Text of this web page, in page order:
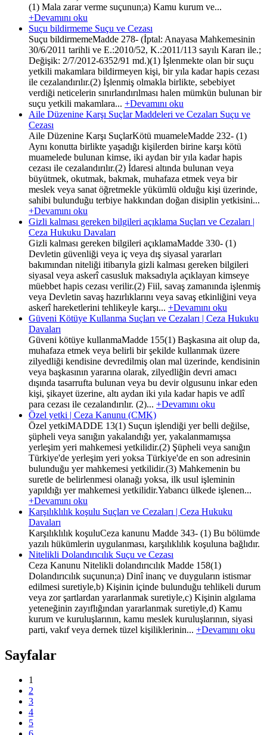
(1) Mala zarar verme suçunun;a) Kamu kurum ve...
+Devamını oku
Suçu bildirmeme Suçu ve Cezası
Suçu bildirmemeMadde 278- (İptal: Anayasa Mahkemesinin
30/6/2011 tarihli ve E.:2010/52, K.:2011/113 sayılı Kararı ile.;
Değişik: 2/7/2012-6352/91 md.)(1) İşlenmekte olan bir suçu
yetkili makamlara bildirmeyen kişi, bir yıla kadar hapis cezası
ile cezalandırılır.(2) İşlenmiş olmakla birlikte, sebebiyet
verdiği neticelerin sınırlandırılması halen mümkün bulunan bir
suçu yetkili makamlara... +Devamını oku
Aile Düzenine Karşı Suçlar Maddeleri ve Cezaları Suçu ve
Cezası
Aile Düzenine Karşı SuçlarKötü muameleMadde 232- (1)
Aynı konutta birlikte yaşadığı kişilerden birine karşı kötü
muamelede bulunan kimse, iki aydan bir yıla kadar hapis
cezası ile cezalandırılır.(2) İdaresi altında bulunan veya
büyütmek, okutmak, bakmak, muhafaza etmek veya bir
meslek veya sanat öğretmekle yükümlü olduğu kişi üzerinde,
sahibi bulunduğu terbiye hakkından doğan disiplin yetkisini...
+Devamını oku
Gizli kalması gereken bilgileri açıklama Suçları ve Cezaları |
Ceza Hukuku Davaları
Gizli kalması gereken bilgileri açıklamaMadde 330- (1)
Devletin güvenliği veya iç veya dış siyasal yararları
bakımından niteliği itibarıyla gizli kalması gereken bilgileri
siyasal veya askerî casusluk maksadıyla açıklayan kimseye
müebbet hapis cezası verilir.(2) Fiil, savaş zamanında işlenmiş
veya Devletin savaş hazırlıklarını veya savaş etkinliğini veya
askerî hareketlerini tehlikeyle karşı... +Devamını oku
Güveni Kötüye Kullanma Suçları ve Cezaları | Ceza Hukuku
Davaları
Güveni kötüye kullanmaMadde 155(1) Başkasına ait olup da,
muhafaza etmek veya belirli bir şekilde kullanmak üzere
zilyedliği kendisine devredilmiş olan mal üzerinde, kendisinin
veya başkasının yararına olarak, zilyedliğin devri amacı
dışında tasarrufta bulunan veya bu devir olgusunu inkar eden
kişi, şikayet üzerine, altı aydan iki yıla kadar hapis ve adlî
para cezası ile cezalandırılır. (2)... +Devamını oku
Özel yetki | Ceza Kanunu (CMK)
Özel yetkiMADDE 13(1) Suçun işlendiği yer belli değilse,
şüpheli veya sanığın yakalandığı yer, yakalanmamışsa
yerleşim yeri mahkemesi yetkilidir.(2) Şüpheli veya sanığın
Türkiye'de yerleşim yeri yoksa Türkiye'de en son adresinin
bulunduğu yer mahkemesi yetkilidir.(3) Mahkemenin bu
suretle de belirlenmesi olanağı yoksa, ilk usul işleminin
yapıldığı yer mahkemesi yetkilidir.Yabancı ülkede işlenen...
+Devamını oku
Karşılıklılık koşulu Suçları ve Cezaları | Ceza Hukuku
Davaları
Karşılıklılık koşuluCeza kanunu Madde 343- (1) Bu bölümde
yazılı hükümlerin uygulanması, karşılıklılık koşuluna bağlıdır.
Nitelikli Dolandırıcılık Suçu ve Cezası
Ceza Kanunu Nitelikli dolandırıcılık Madde 158(1)
Dolandırıcılık suçunun;a) Dinî inanç ve duyguların istismar
edilmesi suretiyle,b) Kişinin içinde bulunduğu tehlikeli durum
veya zor şartlardan yararlanmak suretiyle,c) Kişinin algılama
yeteneğinin zayıflığından yararlanmak suretiyle,d) Kamu
kurum ve kuruluşlarının, kamu meslek kuruluşlarının, siyasi
parti, vakıf veya dernek tüzel kişiliklerinin... +Devamını oku
Sayfalar
1
2
3
4
5